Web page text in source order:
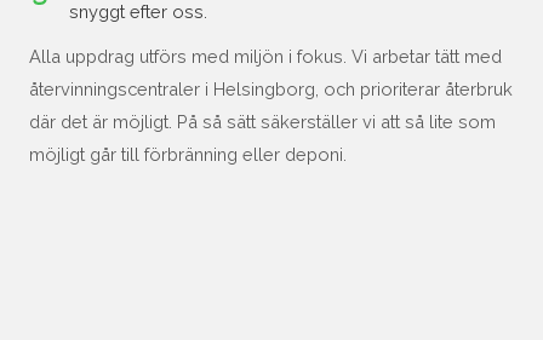
snyggt efter oss.
Alla uppdrag utförs med miljön i fokus. Vi arbetar tätt med
återvinningscentraler i Helsingborg, och prioriterar återbruk
där det är möjligt. På så sätt säkerställer vi att så lite som
möjligt går till förbränning eller deponi.